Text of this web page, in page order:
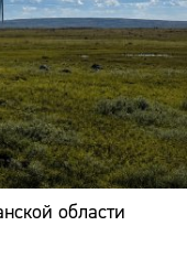
области